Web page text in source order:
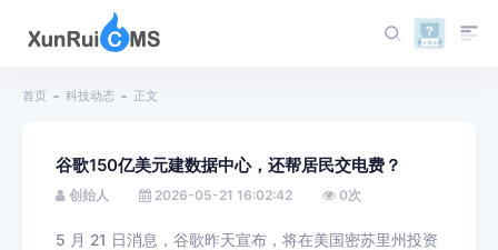
首页 科技动态 正文
谷歌150亿美元建数据中心，还帮居民交电费？
创始人 2026-05-21 16:02:42 0次
5 月 21 日消息，谷歌昨天宣布，将在美国密苏里州投资